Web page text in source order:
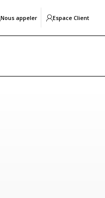
Nous appeler Espace Client